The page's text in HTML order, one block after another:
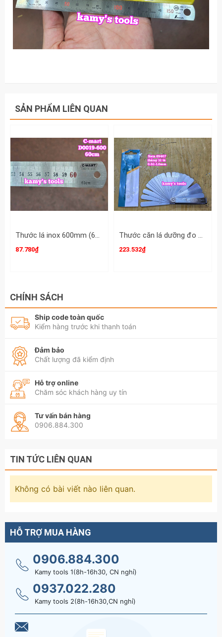
SẢN PHẨM LIÊN QUAN
Thước lá inox 600mm (60cm) 2 hệ inch và mét bản 28mm hệ mét C-mart D0019-600
87.780₫
Thước căn lá dưỡng đo độ dày đo khe hở căn chỉnh cò xupap Sata 32 lá loại thẳng 09407 cỡ 0.02-1.0mm
223.532₫
CHÍNH SÁCH
Ship code toàn quốc
Kiểm hàng trước khi thanh toán
Đảm bảo
Chất lượng đã kiểm định
Hỗ trợ online
Chăm sóc khách hàng uy tín
Tư vấn bán hàng
0906.884.300
TIN TỨC LIÊN QUAN
Không có bài viết nào liên quan.
HỖ TRỢ MUA HÀNG
0906.884.300
Kamy tools 1(8h-16h30, CN nghỉ)
0937.022.280
Kamy tools 2(8h-16h30,CN nghỉ)